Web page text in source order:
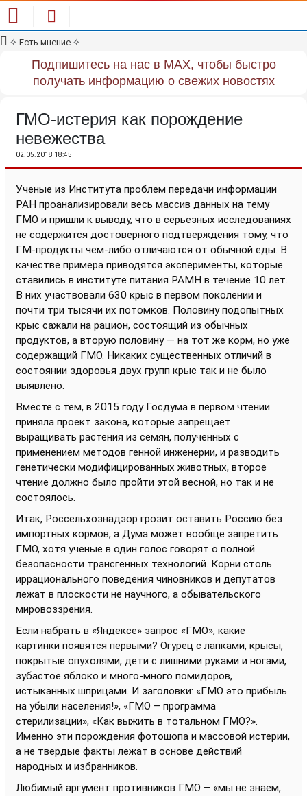
✧ Есть мнение ✧
Подпишитесь на нас в MAX, чтобы быстро
получать информацию о свежих новостях
ГМО-истерия как порождение
невежества
02.05.2018 18:45
Ученые из Института проблем передачи информации
РАН проанализировали весь массив данных на тему
ГМО и пришли к выводу, что в серьезных исследованиях
не содержится достоверного подтверждения тому, что
ГМ-продукты чем-либо отличаются от обычной еды. В
качестве примера приводятся эксперименты, которые
ставились в институте питания РАМН в течение 10 лет.
В них участвовали 630 крыс в первом поколении и
почти три тысячи их потомков. Половину подопытных
крыс сажали на рацион, состоящий из обычных
продуктов, а вторую половину — на тот же корм, но уже
содержащий ГМО. Никаких существенных отличий в
состоянии здоровья двух групп крыс так и не было
выявлено.
Вместе с тем, в 2015 году Госдума в первом чтении
приняла проект закона, которые запрещает
выращивать растения из семян, полученных с
применением методов генной инженерии, и разводить
генетически модифицированных животных, второе
чтение должно было пройти этой весной, но так и не
состоялось.
Итак, Россельхознадзор грозит оставить Россию без
импортных кормов, а Дума может вообще запретить
ГМО, хотя ученые в один голос говорят о полной
безопасности трансгенных технологий. Корни столь
иррационального поведения чиновников и депутатов
лежат в плоскости не научного, а обывательского
мировоззрения.
Если набрать в «Яндексе» запрос «ГМО», какие
картинки появятся первыми? Огурец с лапками, крысы,
покрытые опухолями, дети с лишними руками и ногами,
зубастое яблоко и много-много помидоров,
истыканных шприцами. И заголовки: «ГМО это прибыль
на убыли населения!», «ГМО – программа
стерилизации», «Как выжить в тотальном ГМО?».
Именно эти порождения фотошопа и массовой истерии,
а не твердые факты лежат в основе действий
народных и избранников.
Любимый аргумент противников ГМО – «мы не знаем,